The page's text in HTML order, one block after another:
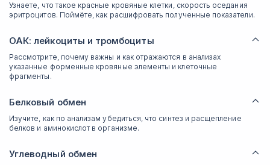
Узнаете, что такое красные кровяные клетки, скорость оседания
эритроцитов. Поймёте, как расшифровать полученные показатели.
ОАК: лейкоциты и тромбоциты
Рассмотрите, почему важны и как отражаются в анализах
указанные форменные кровяные элементы и клеточные
фрагменты.
Белковый обмен
Изучите, как по анализам убедиться, что синтез и расщепление
белков и аминокислот в организме.
Углеводный обмен